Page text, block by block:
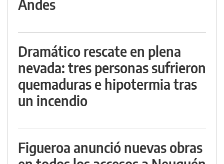
Andes
Dramático rescate en plena
nevada: tres personas sufrieron
quemaduras e hipotermia tras
un incendio
Figueroa anunció nuevas obras